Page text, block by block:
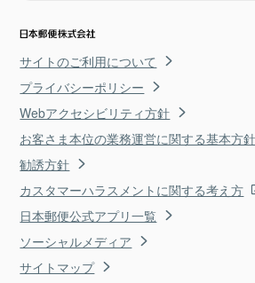
サイトのご利用について
プライバシーポリシー
Webアクセシビリティ方針
お客さま本位の業務運営に関する基本方針
勧誘方針
カスタマーハラスメントに関する考え方
日本郵便公式アプリ一覧
ソーシャルメディア
サイトマップ